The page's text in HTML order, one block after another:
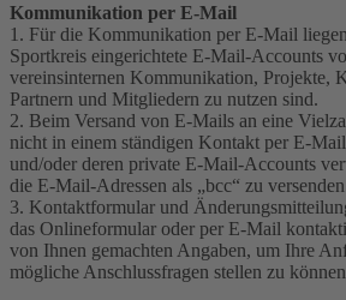
Kommunikation per E-Mail
1. Für die Kommunikation per E-Mail
Sportkreis eingerichtete E-Mail-Accounts
vereinsinternen Kommunikation, Projekte,
Partnern und Mitgliedern zu nutzen sind.
2. Beim Versand von E-Mails an eine
nicht in einem ständigen Kontakt per E-
und/oder deren private E-Mail-Accounts
die E-Mail-Adressen als „bcc“ zu
3. Kontaktformular und
das Onlineformular oder per E-Mail
von Ihnen gemachten Angaben, um Ihre
mögliche Anschlussfragen stellen zu